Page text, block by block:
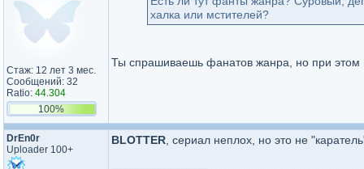
Стаж: 12 лет 3 мес.
Сообщений: 32
Ratio: 44.304
100%
халка или мстителей?
Ты спрашиваешь фанатов жанра, но при этом
DrEn0r
Uploader 100+
BLOTTER , сериал неплох, но это не